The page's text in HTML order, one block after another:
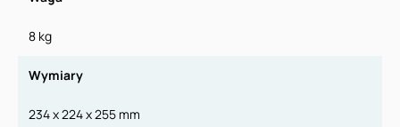
8 kg
Wymiary
234 x 224 x 255 mm